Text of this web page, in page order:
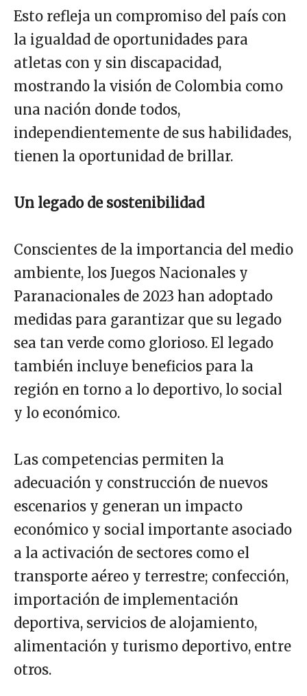
Esto refleja un compromiso del país con
la igualdad de oportunidades para
atletas con y sin discapacidad,
mostrando la visión de Colombia como
una nación donde todos,
independientemente de sus habilidades,
tienen la oportunidad de brillar.
Un legado de sostenibilidad
Conscientes de la importancia del medio
ambiente, los Juegos Nacionales y
Paranacionales de 2023 han adoptado
medidas para garantizar que su legado
sea tan verde como glorioso. El legado
también incluye beneficios para la
región en torno a lo deportivo, lo social
y lo económico.
Las competencias permiten la
adecuación y construcción de nuevos
escenarios y generan un impacto
económico y social importante asociado
a la activación de sectores como el
transporte aéreo y terrestre; confección,
importación de implementación
deportiva, servicios de alojamiento,
alimentación y turismo deportivo, entre
otros.